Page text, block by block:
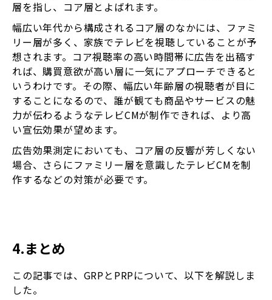
層を指し、コア層とよばれます。
幅広い年代から構成されるコア層のなかには、ファミ
リー層が多く、家族でテレビを視聴していることが予
想されます。コア視聴率の高い時間帯に広告を出稿す
れば、購買意欲が高い層に一気にアプローチできると
いうわけです。その際、幅広い年齢層の視聴者が目に
することになるので、誰が観ても商品やサービスの魅
力が伝わるようなテレビCMが制作できれば、より高
い宣伝効果が望めます。
広告効果測定においても、コア層の反響が芳しくない
場合、さらにファミリー層を意識したテレビCMを制
作するなどの対策が必要です。
4.まとめ
この記事では、GRPとPRPについて、以下を解説しま
した。